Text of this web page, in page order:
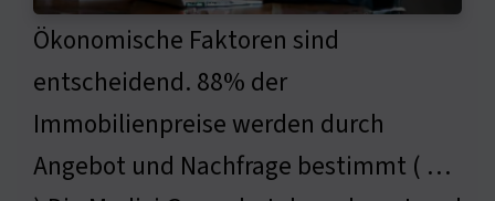
Ökonomische Faktoren sind
entscheidend. 88% der
Immobilienpreise werden durch
Angebot und Nachfrage bestimmt ( …